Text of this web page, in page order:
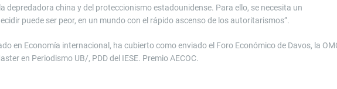
depredadora china y del proteccionismo estadounidense. Para ello, se necesita un
puede ser peor, en un mundo con el rápido ascenso de los autoritarismos”.
en Economía internacional, ha cubierto como enviado el Foro Económico de Davos, la
en Periodismo UB/, PDD del IESE. Premio AECOC.